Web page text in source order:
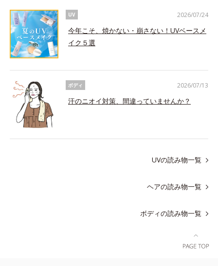
UV
今年こそ、焼かない・崩さない！UVベースメ
イク５選
2026/07/24
ボディ
汗のニオイ対策、間違っていませんか？
2026/07/13
UVの読み物一覧
ヘアの読み物一覧
ボディの読み物一覧